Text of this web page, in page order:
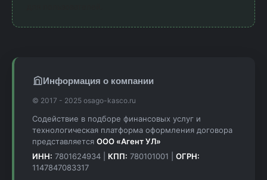
Информация о компании
© 2017 - 2025 osago-kasco.ru
Содействие в подборе финансовых услуг и
технологическая платформа оформления договора
представляется ООО «Агент УЛ»
ИНН: 7801624934 | КПП: 780101001 | ОГРН:
1147847083317